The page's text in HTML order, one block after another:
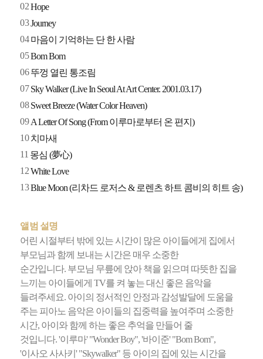
02Hope
03Journey
04마음이 기억하는 단 한 사람
05Bom Bom
06뚜껑 열린 통조림
07Sky Walker (Live In Seoul At Art Center. 2001.03.17)
08Sweet Breeze (Water Color Heaven)
09A Letter Of Song (From 이루마로부터 온 편지)
10치마새
11 몽심 (夢心)
12White Love
13Blue Moon (리차드 로저스 & 로렌츠 하트 콤비의 히트 송)
앨범 설명
어린 시절부터 밖에 있는 시간이 많은 아이들에게 집에서
부모님과 함께 보내는 시간은 매우 소중한
순간입니다. 부모님 무릎에 앉아 책을 읽으며 따뜻한 집을
느끼는 아이들에게 TV를 켜 놓는 대신 좋은 음악을
들려주세요. 아이의 정서적인 안정과 감성발달에 도움을
주는 피아노 음악은 아이들의 집중력을 높여주며 소중한
시간, 아이와 함께 하는 좋은 추억을 만들어 줄
것입니다. '이루마' "Wonder Boy", '바이준' "Bom Bom",
'이사오 사사키' "Skywalker" 등 아이의 집에 있는 시간을